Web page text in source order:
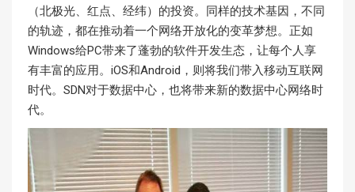
（北极光、红点、经纬）的投资。同样的技术基因，不同
的轨迹，都在推动着一个网络开放化的变革梦想。正如
Windows给PC带来了蓬勃的软件开发生态，让每个人享
有丰富的应用。iOS和Android，则将我们带入移动互联网
时代。SDN对于数据中心，也将带来新的数据中心网络时
代。